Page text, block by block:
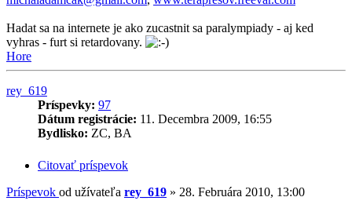
Hadat sa na internete je ako zucastnit sa paralympiady - aj ked
vyhras - furt si retardovany.
Hore
rey_619
Príspevky: 97
Dátum registrácie: 11. Decembra 2009, 16:55
Bydlisko: ZC, BA
Citovať príspevok
Príspevok od užívateľa rey_619 » 28. Februára 2010, 13:00